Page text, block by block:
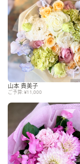
山本 貴美子
ご予算: ¥11,000